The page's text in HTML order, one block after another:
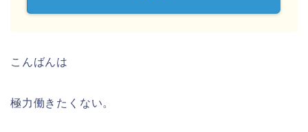
こんばんは
極力働きたくない。